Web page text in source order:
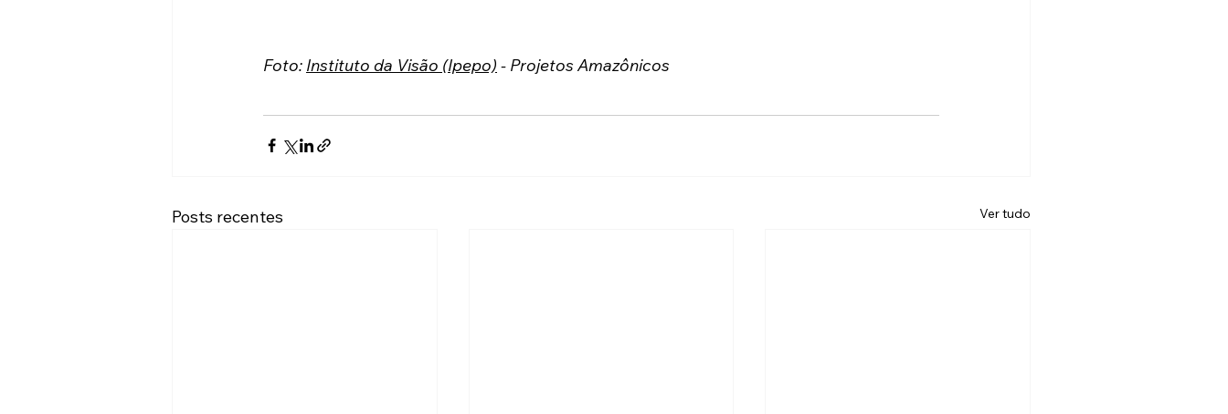
Foto: Instituto da Visão (Ipepo) - Projetos Amazônicos
Posts recentes Ver tudo